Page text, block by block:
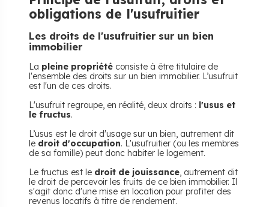
obligations de l'usufruitier
Les droits de l'usufruitier sur un bien
immobilier
La pleine propriété consiste à être titulaire de
l'ensemble des droits sur un bien immobilier. L’usufruit
est l'un de ces droits.
L'usufruit regroupe, en réalité, deux droits : l'usus et
le fructus.
L’usus est le droit d'usage sur un bien, autrement dit
le droit d'occupation. L'usufruitier (ou les membres
de sa famille) peut donc habiter le logement.
Le fructus est le droit de jouissance, autrement dit
le droit de percevoir les fruits de ce bien immobilier. Il
s'agit donc d'une mise en location pour profiter des
revenus locatifs à titre de rendement.